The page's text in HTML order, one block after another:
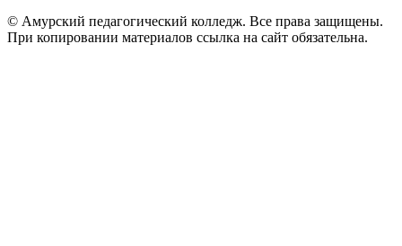
© Амурский педагогический колледж. Все права защищены.
При копировании материалов ссылка на сайт обязательна.